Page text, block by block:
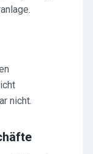
nicht.